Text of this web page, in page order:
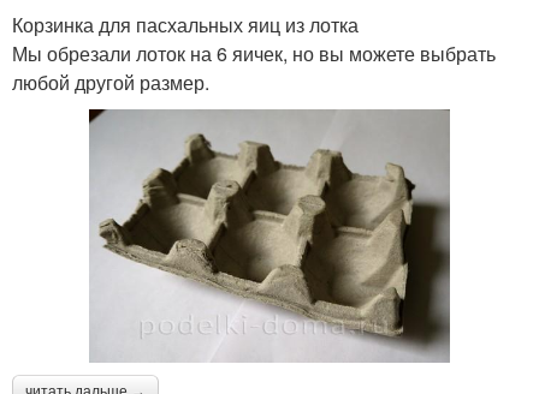
Корзинка для пасхальных яиц из лотка
Мы обрезали лоток на 6 яичек, но вы можете выбрать
любой другой размер.